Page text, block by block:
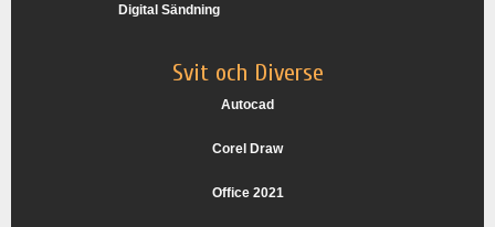
Digital Sändning
Svit och Diverse
Autocad
Corel Draw
Office 2021